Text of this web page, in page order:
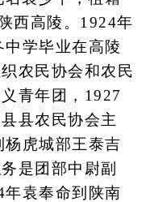
西高陵。1924年
学毕业在高陵
农民协会和农民
青年团，1927
县农民协会主
虎城部王泰吉
是团部中尉副
袁奉命到陕南